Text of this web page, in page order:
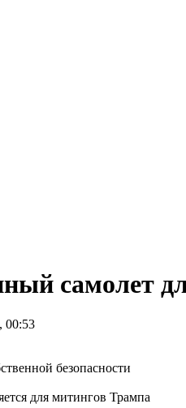
самолет
00:53
для митингов Трампа